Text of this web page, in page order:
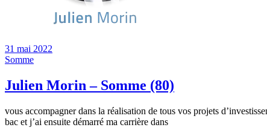
31 mai 2022
Somme
Julien Morin – Somme (80)
vous accompagner dans la réalisation de tous vos projets
bac et j’ai ensuite démarré ma carrière dans